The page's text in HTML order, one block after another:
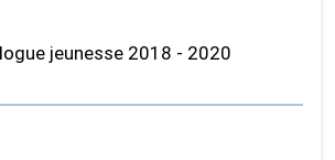
jeunesse 2018 - 2020